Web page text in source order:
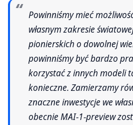
Powinniśmy mieć możliwość tworzenia we
własnym zakresie
pionierskich o dowolnej
powinniśmy być bardzo
korzystać z innych modeli
konieczne. Zamierzamy
znaczne inwestycje we
obecnie MAI-1-preview